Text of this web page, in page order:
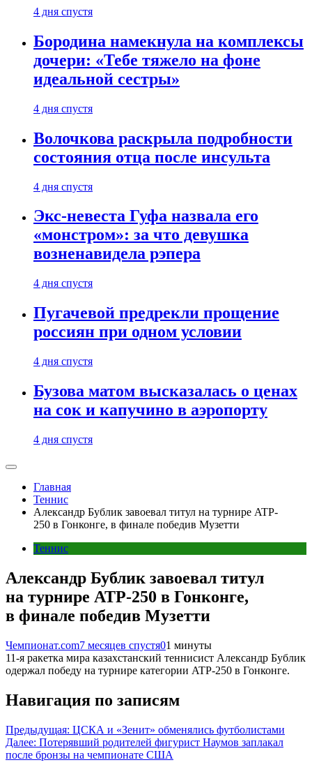
4 дня спустя
Бородина намекнула на комплексы
дочери: «Тебе тяжело на фоне
идеальной сестры»
4 дня спустя
Волочкова раскрыла подробности
состояния отца после инсульта
4 дня спустя
Экс-невеста Гуфа назвала его
«монстром»: за что девушка
возненавидела рэпера
4 дня спустя
Пугачевой предрекли прощение
россиян при одном условии
4 дня спустя
Бузова матом высказалась о ценах
на сок и капучино в аэропорту
4 дня спустя
Главная
Теннис
Александр Бублик завоевал титул на турнире ATP-
250 в Гонконге, в финале победив Музетти
Теннис
Александр Бублик завоевал титул
на турнире ATP-250 в Гонконге,
в финале победив Музетти
Чемпионат.com7 месяцев спустя01 минуты
11-я ракетка мира казахстанский теннисист Александр Бублик
одержал победу на турнире категории ATP-250 в Гонконге.
Навигация по записям
Предыдущая: ЦСКА и «Зенит» обменялись футболистами
Далее: Потерявший родителей фигурист Наумов заплакал
после бронзы на чемпионате США